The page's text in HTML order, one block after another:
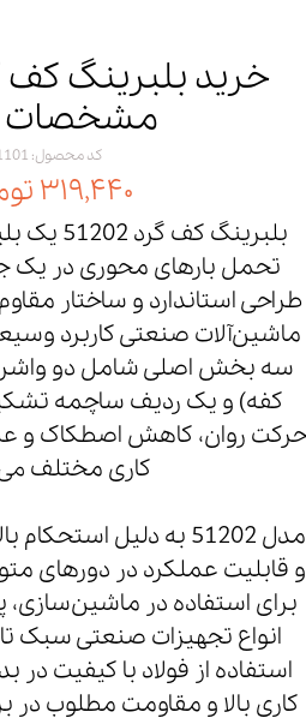
مشخصات
کد محصول: 1101
۳۱۹,۴۴۰ تومان
بلبرینگ
تحمل بارهای محوری در یک
طراحی استاندارد و ساختار
ماشین‌آلات صنعتی کاربرد
سه بخش اصلی شامل دو واشر
کفه) و یک ردیف ساچمه
روان، کاهش اصطکاک و
کاری مختلف
مدل 51202 به دلیل
و قابلیت عملکرد در دورهای
برای استفاده در
انواع تجهیزات صنعتی سبک
استفاده از فولاد با کیفیت
کاری بالا و مقاومت مطلوب